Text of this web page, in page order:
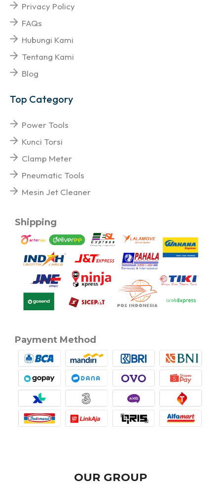
Privacy Policy
FAQs
Hubungi Kami
Tentang Kami
Blog
Top Category
Power Tools
Kunci Torsi
Clamp Meter
Pneumatic Tools
Mesin Jet Cleaner
Shipping
Payment Method
OUR GROUP